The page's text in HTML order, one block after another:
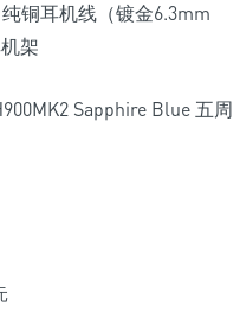
铜耳机线（镀金6.3mm
架